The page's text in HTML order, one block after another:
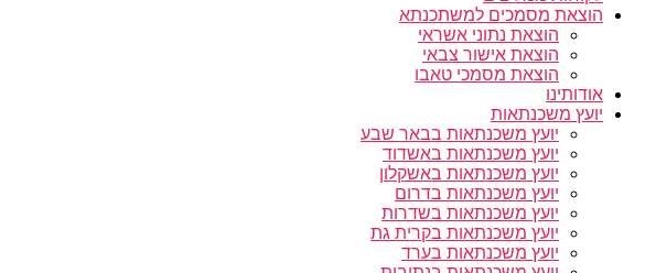
הוצאת מסמכים למשתכנתא
הוצאת נתוני אשראי
הוצאת אישור צבאי
הוצאת מסמכי טאבו
אודותינו
יועץ משכנתאות
יועץ משכנתאות בבאר שבע
יועץ משכנתאות באשדוד
יועץ משכנתאות באשקלון
יועץ משכנתאות בדרום
יועץ משכנתאות בשדרות
יועץ משכנתאות בקרית גת
יועץ משכנתאות בערד